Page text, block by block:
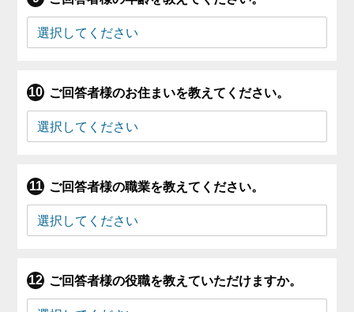
ご回答者様のお住まいを教えてください。
ご回答者様の職業を教えてください。
ご回答者様の役職を教えていただけますか。